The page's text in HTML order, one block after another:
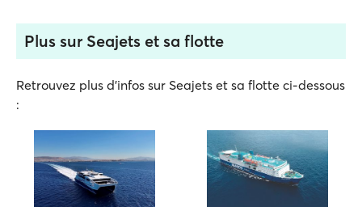
Plus sur Seajets et sa flotte
Retrouvez plus d'infos sur Seajets et sa flotte ci-dessous
: